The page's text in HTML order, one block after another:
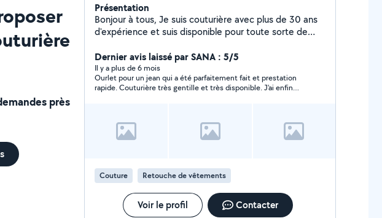
près
Présentation
Bonjour à tous, Je suis couturière avec plus de 30 ans
d'expérience et suis disponible pour toute sorte de
n'hésitez pas à me contacter !
Dernier avis laissé par SANA : 5/5
Il y a plus de 6 mois
Ourlet pour un jean qui a été parfaitement fait et prestation
rapide. Couturière très gentille et très disponible. J'ai enfin
Couture Retouche de vêtements
Voir le profil Contacter